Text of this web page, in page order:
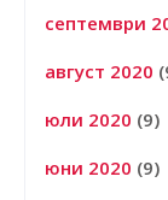
септември
август 2020
юли 2020 (9)
юни 2020 (9)